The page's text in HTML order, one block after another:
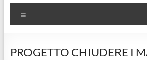
AVA
Associazione Vegan Animalista
PROGETTO CHIUDERE I